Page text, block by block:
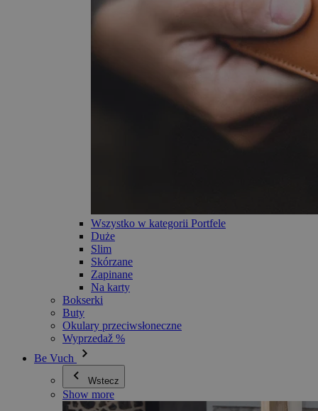
Wszystko w kategorii Portfele
Duże
Slim
Skórzane
Zapinane
Na karty
Bokserki
Buty
Okulary przeciwsłoneczne
Wyprzedaž %
Be Vuch
Wstecz
Show more